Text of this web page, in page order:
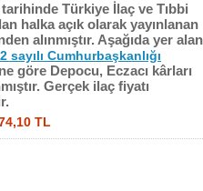
Türkiye İlaç ve Tıbbi
halka açık olarak yayınlanan
alınmıştır. Aşağıda yer alan
sayılı Cumhurbaşkanlığı
göre Depocu, Eczacı kârları
Gerçek ilaç fiyatı
TL